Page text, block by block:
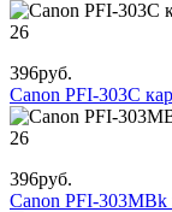
26
396руб.
Canon PFI-303C
26
396руб.
Canon PFI-